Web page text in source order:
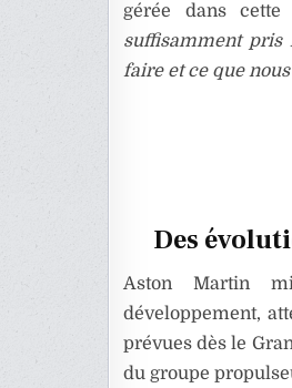
gérée dans
suffisamment pris
faire et ce que
Des
Aston Martin
développement,
prévues dès le
du groupe